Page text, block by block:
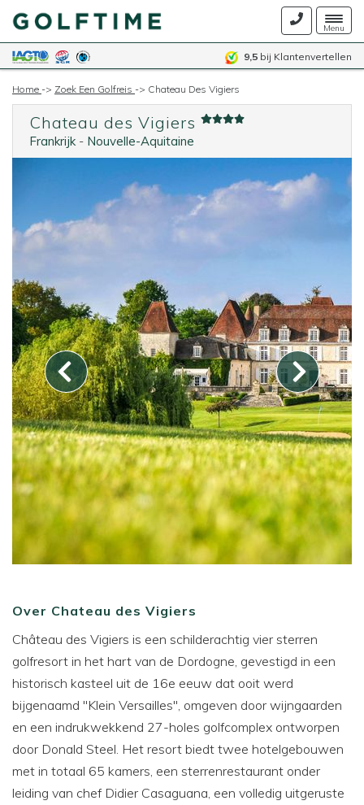
Menu
9,5 bij Klantenvertellen
Home -> Zoek Een Golfreis -> Chateau Des Vigiers
Chateau des Vigiers
Frankrijk - Nouvelle-Aquitaine
Over Chateau des Vigiers
Château des Vigiers is een schilderachtig vier sterren
golfresort in het hart van de Dordogne, gevestigd in een
historisch kasteel uit de 16e eeuw dat ooit werd
bijgenaamd "Klein Versailles", omgeven door wijngaarden
en een indrukwekkend 27-holes golfcomplex ontworpen
door Donald Steel. Het resort biedt twee hotelgebouwen
met in totaal 65 kamers, een sterrenrestaurant onder
leiding van chef Didier Casaguana, een volledig uitgeruste